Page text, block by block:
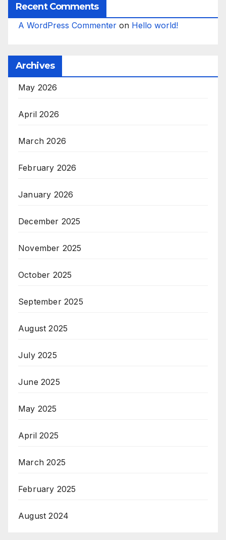
Recent Comments
A WordPress Commenter on Hello world!
Archives
May 2026
April 2026
March 2026
February 2026
January 2026
December 2025
November 2025
October 2025
September 2025
August 2025
July 2025
June 2025
May 2025
April 2025
March 2025
February 2025
August 2024